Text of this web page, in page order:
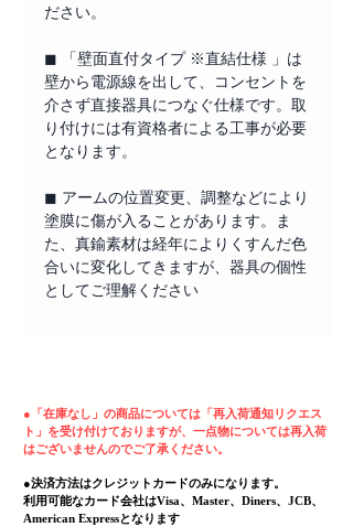
ださい。
◼︎ 「壁面直付タイプ ※直結仕様 」は
壁から電源線を出して、コンセントを
介さず直接器具につなぐ仕様です。取
り付けには有資格者による工事が必要
となります。
◼︎ アームの位置変更、調整などにより
塗膜に傷が入ることがあります。ま
た、真鍮素材は経年によりくすんだ色
合いに変化してきますが、器具の個性
としてご理解ください
● 「在庫なし」の商品については「再入荷通知リクエス
ト」を受け付けておりますが、一点物については再入荷
はございませんのでご了承ください。
●決済方法はクレジットカードのみになります。
利用可能なカード会社はVisa、Master、Diners、JCB、
American Expressとなります